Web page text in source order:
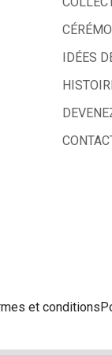
IDÉES
et conditions